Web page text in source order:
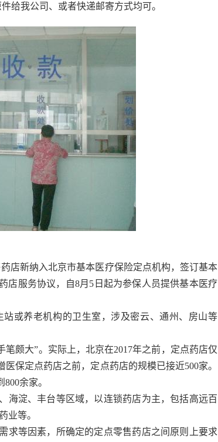
给我公司、或者快递邮寄方式均可。
店新纳入北京市基本医疗保险定点机构，签订基本
店服务协议，自8月5日起为参保人员提供基本医疗
或养老机构的卫生室，涉及密云、通州、房山等
颇大”。实际上，北京在2017年之前，定点药店仅
保定点药店之前，定点药店的规模已接近500家。
余家。
海淀、丰台等区域，以连锁药店为主，包括高远百
业等。
求等因素，所确定的定点零售药店之间原则上要求